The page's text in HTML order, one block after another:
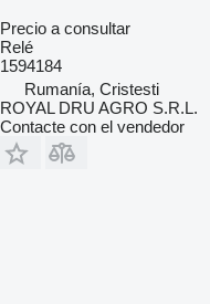
Precio a consultar
Relé
1594184
Rumanía, Cristesti
ROYAL DRU AGRO S.R.L.
Contacte con el vendedor